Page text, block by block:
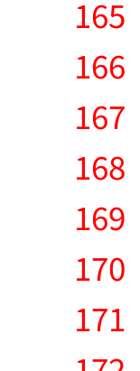
165
166
167
168
169
170
171